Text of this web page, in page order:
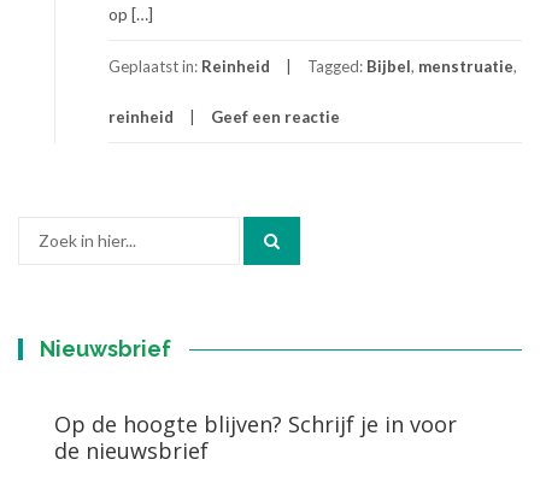
op […]
Geplaatst in: Reinheid Tagged: Bijbel, menstruatie,
reinheid Geef een reactie
Nieuwsbrief
Op de hoogte blijven? Schrijf je in voor
de nieuwsbrief